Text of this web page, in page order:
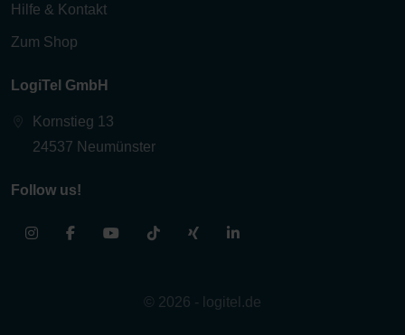
Hilfe & Kontakt
Zum Shop
LogiTel GmbH
Kornstieg 13
24537 Neumünster
Follow us!
© 2026 - logitel.de